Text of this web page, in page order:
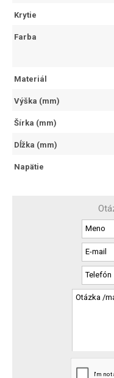
Krytie
Farba
Materiál
Výška (mm)
Šírka (mm)
Dĺžka (mm)
Napätie